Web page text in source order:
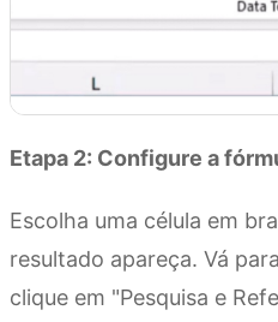
Etapa 2: Configure a
Escolha uma célula em
resultado apareça. Vá
clique em "Pesquisa e